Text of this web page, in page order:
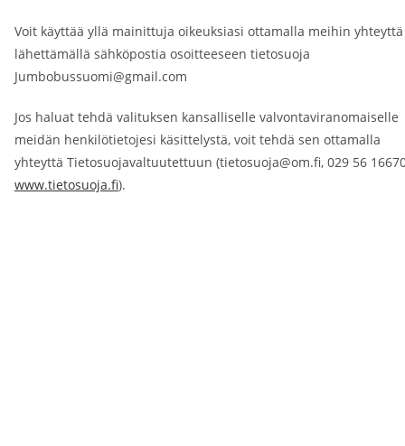
Voit käyttää yllä mainittuja oikeuksiasi ottamalla meihin yhteyttä
lähettämällä sähköpostia osoitteeseen tietosuoja
Jumbobussuomi@gmail.com
Jos haluat tehdä valituksen kansalliselle valvontaviranomaiselle
meidän henkilötietojesi käsittelystä, voit tehdä sen ottamalla
yhteyttä Tietosuojavaltuutettuun (tietosuoja@om.fi, 029 56
www.tietosuoja.fi).